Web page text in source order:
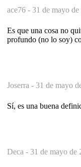
ace76 - 31 de mayo
Es que una cosa no
profundo (no lo soy)
Joserra - 31 de mayo
Sí, es una buena
Deca - 31 de mayo de